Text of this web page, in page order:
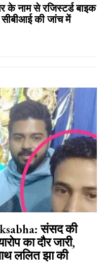
के नाम से रजिस्टर्ड बाइक
की जांच में
संसद की
का दौर जारी,
ललित झा की